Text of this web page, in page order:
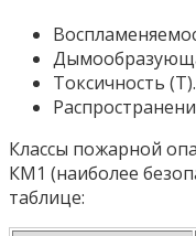
Токсичность (Т).
Классы пожарной
КМ1 (наиболее
таблице: